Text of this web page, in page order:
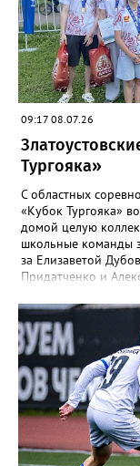
«Эксгумация.
лидировала, а
привезли 13 наград
представители
замкнули тройку
09:17 08.07.26
Тургояка»
С областных
«Кубок Тургояка»
домой целую
школьные команды
за Елизаветой
Придатченко и
Анастасия
Золото на тысяче
Арина Берсенева,
тысячах метров с
Ярослав
заплыве на три
полностью
Колесникова, Арина
в «Кубке Тургояка»
Златоуста, Миасса,